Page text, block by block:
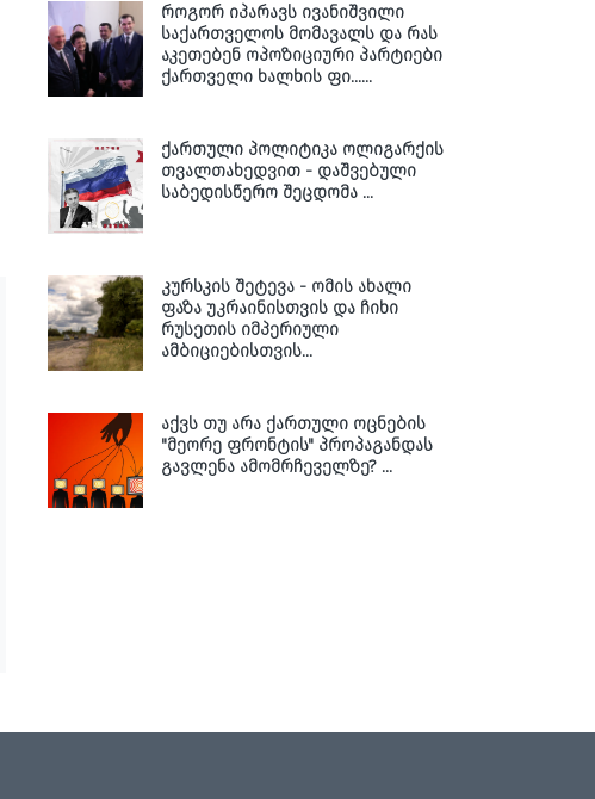
როგორ იპარავს ივანიშვილი
საქართველოს მომავალს და რას
აკეთებენ ოპოზიციური პარტიები
ქართველი ხალხის ფი......
ქართული პოლიტიკა ოლიგარქის
თვალთახედვით - დაშვებული
საბედისწერო შეცდომა ...
კურსკის შეტევა - ომის ახალი
ფაზა უკრაინისთვის და ჩიხი
რუსეთის იმპერიული
ამბიციებისთვის...
აქვს თუ არა ქართული ოცნების
"მეორე ფრონტის" პროპაგანდას
გავლენა ამომრჩეველზე? ...